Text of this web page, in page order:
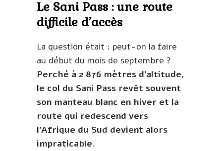
Le Sani Pass : une route
difficile d’accès
La question était : peut-on la faire
au début du mois de septembre ?
Perché à 2 876 mètres d’altitude,
le col du Sani Pass revêt souvent
son manteau blanc en hiver et la
route qui redescend vers
l’Afrique du Sud devient alors
impraticable.